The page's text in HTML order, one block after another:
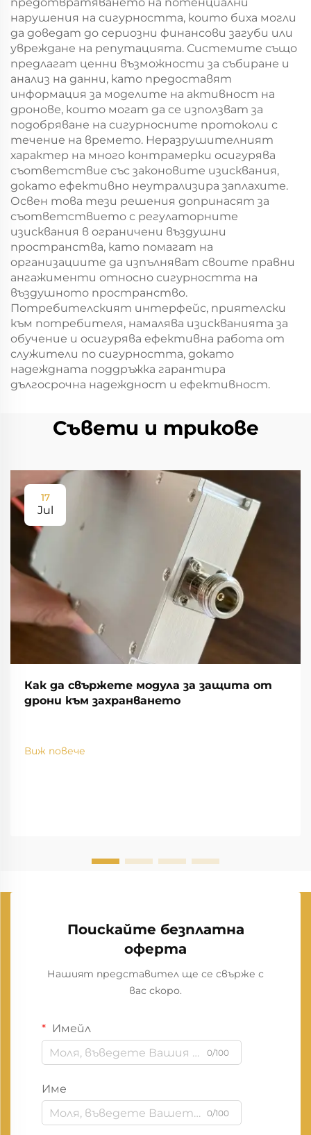
нарушения на сигурността, които биха могли
да доведат до сериозни финансови загуби или
увреждане на репутацията. Системите също
предлагат ценни възможности за събиране и
анализ на данни, като предоставят
информация за моделите на активност на
дронове, които могат да се използват за
подобряване на сигурносните протоколи с
течение на времето. Неразрушителният
характер на много контрамерки осигурява
съответствие със законовите изисквания,
докато ефективно неутрализира заплахите.
Освен това тези решения допринасят за
съответствието с регулаторните
изисквания в ограничени въздушни
пространства, като помагат на
организациите да изпълняват своите правни
ангажименти относно сигурността на
въздушното пространство.
Потребителският интерфейс, приятелски
към потребителя, намалява изискванията за
обучение и осигурява ефективна работа от
служители по сигурността, докато
надеждната поддръжка гарантира
дългосрочна надеждност и ефективност.
Съвети и трикове
17
Jul
Как да свържете модула за защита от
дрони към захранването
Виж повече
Поискайте безплатна
оферта
Нашият представител ще се свърже с
вас скоро.
Имейл
0/100
Име
0/100